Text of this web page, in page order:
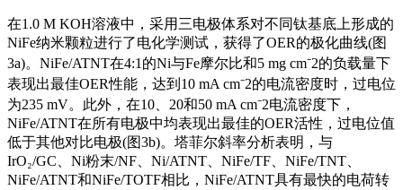
在1.0 M KOH溶液中，采用三电极体系对不同钛基底上形成的
NiFe纳米颗粒进行了电化学测试，获得了OER的极化曲线(图
3a)。NiFe/ATNT在4:1的Ni与Fe摩尔比和5 mg cm⁻2的负载量下
表现出最佳OER性能，达到10 mA cm⁻2的电流密度时，过电位
为235 mV。此外，在10、20和50 mA cm⁻2电流密度下，
NiFe/ATNT在所有电极中均表现出最佳的OER活性，过电位值
低于其他对比电极(图3b)。塔菲尔斜率分析表明，与
IrO₂/GC、Ni粉末/NF、Ni/ATNT、NiFe/TF、NiFe/TNT、
NiFe/ATNT和NiFe/TOTF相比，NiFe/ATNT具有最快的电荷转